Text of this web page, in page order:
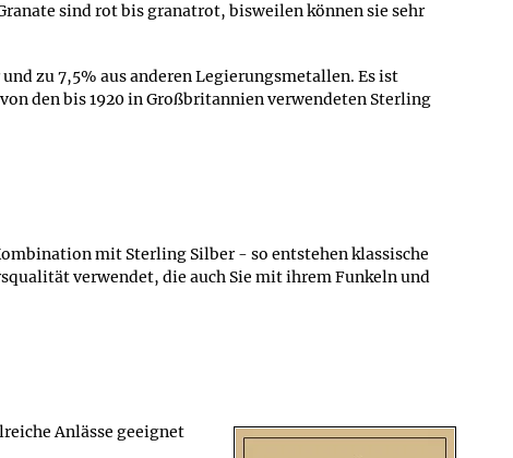
sind rot bis granatrot, bisweilen können sie sehr
zu 7,5% aus anderen Legierungsmetallen. Es ist
den bis 1920 in Großbritannien verwendeten Sterling
mit Sterling Silber - so entstehen klassische
verwendet, die auch Sie mit ihrem Funkeln und
Anlässe geeignet